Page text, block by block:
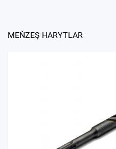
MEŇZEŞ HARYTLAR